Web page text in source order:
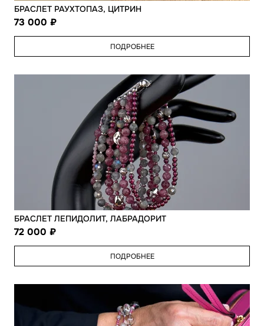
БРАСЛЕТ РАУХТОПАЗ, ЦИТРИН
73 000
ПОДРОБНЕЕ
БРАСЛЕТ ЛЕПИДОЛИТ, ЛАБРАДОРИТ
72 000
ПОДРОБНЕЕ